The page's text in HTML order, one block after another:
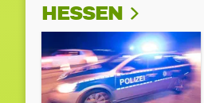
HESSEN